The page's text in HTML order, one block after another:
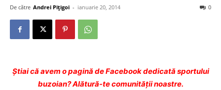
De către Andrei Pițigoi - ianuarie 20, 2014 0
Ştiai că avem o pagină de Facebook dedicată sportului
buzoian? Alătură-te comunității noastre.